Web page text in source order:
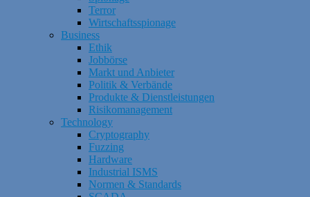
Terror
Wirtschaftsspionage
Business
Ethik
Jobbörse
Markt und Anbieter
Politik & Verbände
Produkte & Dienstleistungen
Risikomanagement
Technology
Cryptography
Fuzzing
Hardware
Industrial ISMS
Normen & Standards